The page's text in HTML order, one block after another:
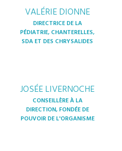
VALÉRIE DIONNE
DIRECTRICE DE LA
PÉDIATRIE, CHANTERELLES,
SDA ET DES CHRYSALIDES
JOSÉE LIVERNOCHE
CONSEILLÈRE À LA
DIRECTION, FONDÉE DE
POUVOIR DE L'ORGANISME